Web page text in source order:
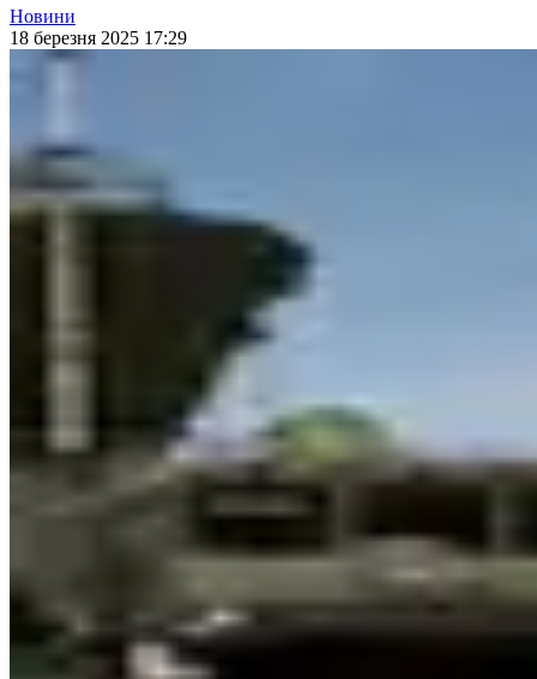
Новини
18 березня 2025 17:29